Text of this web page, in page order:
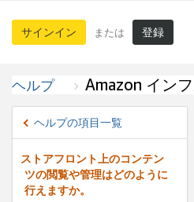
サインイン または 登録
ヘルプ Amazon イン
ヘルプの項目一覧
ストアフロント上のコンテン
ツの閲覧や管理はどのように
行えますか。